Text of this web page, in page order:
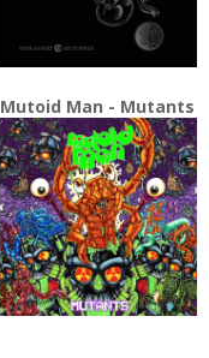
Mutoid Man - Mutants